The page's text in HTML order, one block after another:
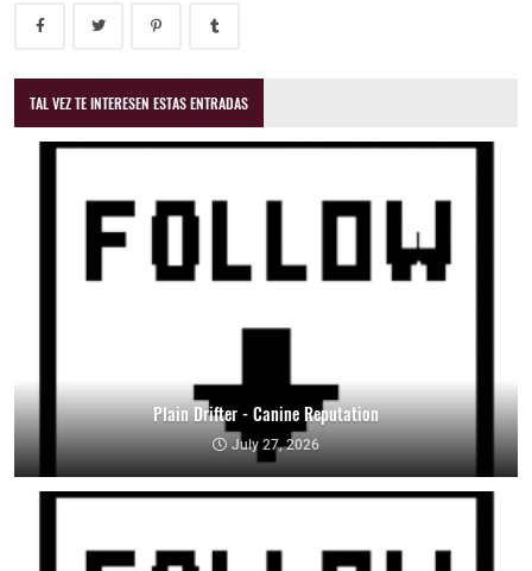
TAL VEZ TE INTERESEN ESTAS ENTRADAS
Plain Drifter - Canine Reputation
July 27, 2026